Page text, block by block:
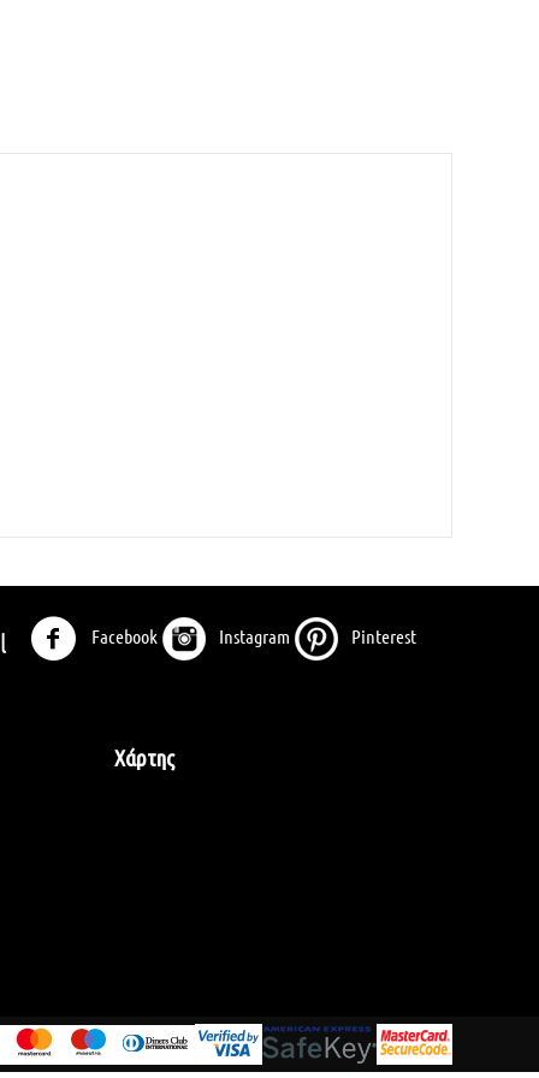
Facebook Instagram Pinterest
Χάρτης